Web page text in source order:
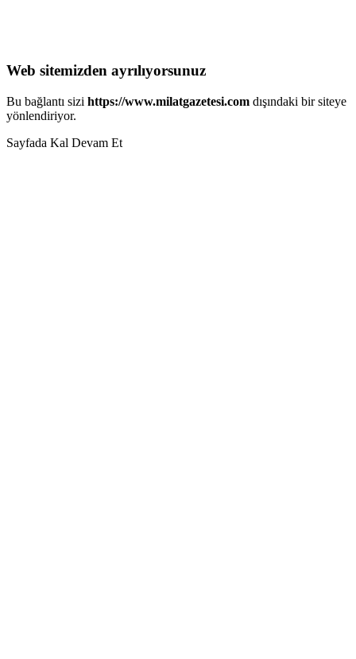
Web sitemizden ayrılıyorsunuz
Bu bağlantı sizi https://www.milatgazetesi.com dışındaki bir siteye
yönlendiriyor.
Sayfada Kal Devam Et